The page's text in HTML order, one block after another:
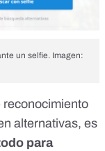
un selfie. Imagen:
reconocimiento
alternativas, es
para